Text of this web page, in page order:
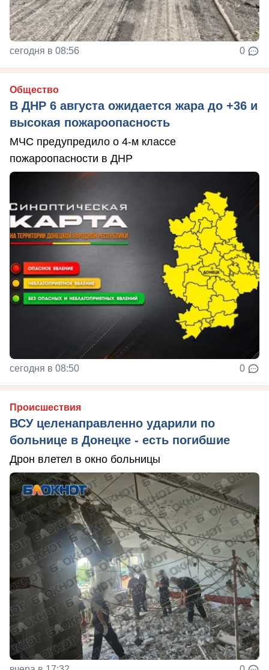
сегодня в 08:56 0
Общество
В ДНР 6 августа ожидается жара до +36 и
высокая пожароопасность
МЧС предупредило о 4-м классе
пожароопасности в ДНР
сегодня в 08:50 0
Происшествия
ВСУ целенаправленно ударили по
больнице в Донецке - есть погибшие
Дрон влетел в окно больницы